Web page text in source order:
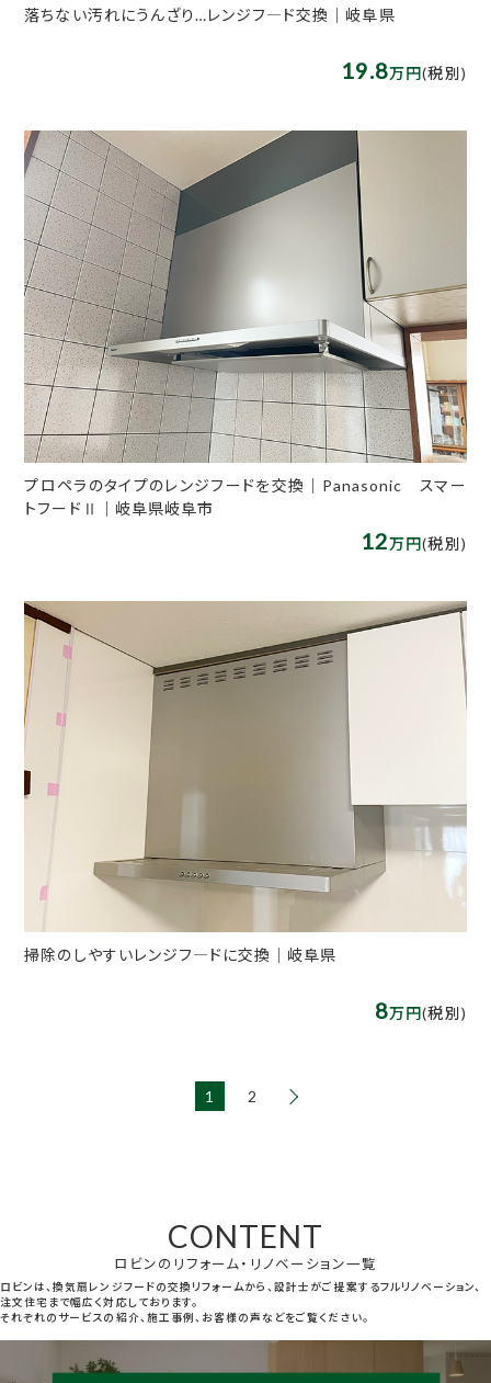
落ちない汚れにうんざり…レンジフ―ド交換｜岐阜県
19.8万円(税別)
プロペラのタイプのレンジフードを交換｜Panasonic スマー
トフードⅡ｜岐阜県岐阜市
12万円(税別)
掃除のしやすいレンジフ―ドに交換｜岐阜県
8万円(税別)
1 2
CONTENT
ロビンのリフォーム・リノベーション一覧
ロビンは、換気扇レンジフードの交換リフォームから、設計士がご提案するフルリノベーション、
注文住宅まで幅広く対応しております。
それぞれのサービスの紹介、施工事例、お客様の声などをご覧ください。